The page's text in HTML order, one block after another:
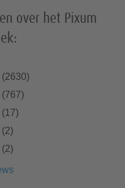
over het Pixum
(2630)
(767)
(17)
(2)
(2)